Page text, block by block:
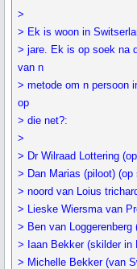
>
> Ek is woon in
> jare. Ek is op soek na
van n
> metode om n persoon
op
> die net?:
>
> Dr Wilraad Lottering
> Dan Marias (piloot)
> noord van Loius
> Lieske Wiersma van
> Ben van Loggerenberg
> Iaan Bekker (skilder in
> Michelle Bekker (van